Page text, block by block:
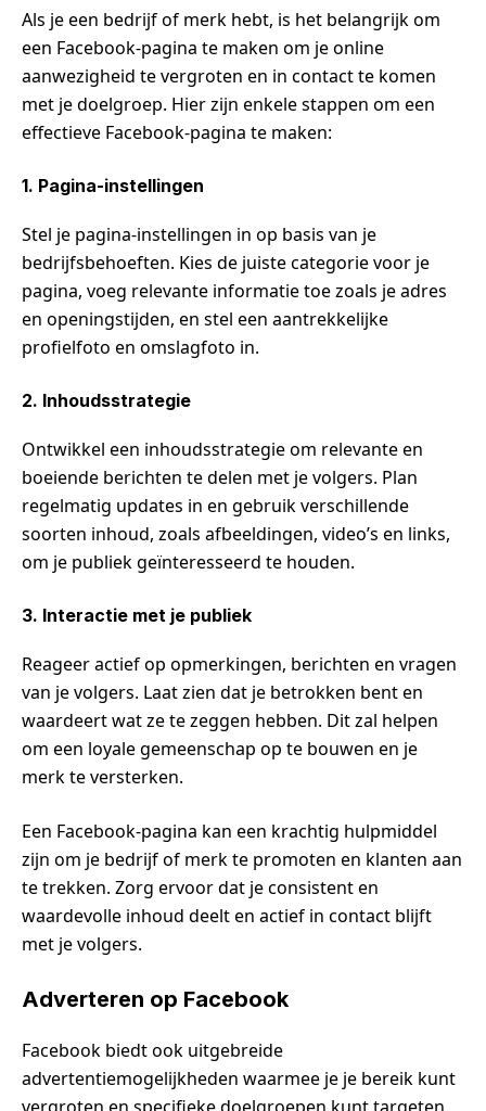
Als je een bedrijf of merk hebt, is het belangrijk om
een Facebook-pagina te maken om je online
aanwezigheid te vergroten en in contact te komen
met je doelgroep. Hier zijn enkele stappen om een
effectieve Facebook-pagina te maken:
1. Pagina-instellingen
Stel je pagina-instellingen in op basis van je
bedrijfsbehoeften. Kies de juiste categorie voor je
pagina, voeg relevante informatie toe zoals je adres
en openingstijden, en stel een aantrekkelijke
profielfoto en omslagfoto in.
2. Inhoudsstrategie
Ontwikkel een inhoudsstrategie om relevante en
boeiende berichten te delen met je volgers. Plan
regelmatig updates in en gebruik verschillende
soorten inhoud, zoals afbeeldingen, video’s en links,
om je publiek geïnteresseerd te houden.
3. Interactie met je publiek
Reageer actief op opmerkingen, berichten en vragen
van je volgers. Laat zien dat je betrokken bent en
waardeert wat ze te zeggen hebben. Dit zal helpen
om een loyale gemeenschap op te bouwen en je
merk te versterken.
Een Facebook-pagina kan een krachtig hulpmiddel
zijn om je bedrijf of merk te promoten en klanten aan
te trekken. Zorg ervoor dat je consistent en
waardevolle inhoud deelt en actief in contact blijft
met je volgers.
Adverteren op Facebook
Facebook biedt ook uitgebreide
advertentiemogelijkheden waarmee je je bereik kunt